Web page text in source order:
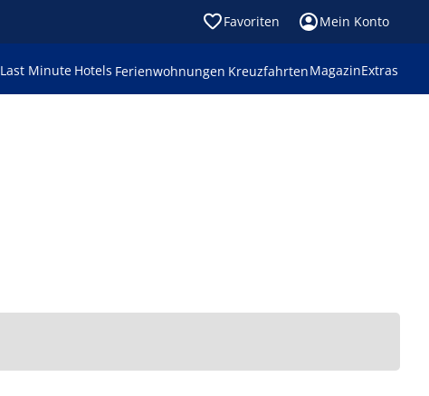
Favoriten Mein Konto
Last Minute Hotels Ferienwohnungen KreuzfahrtenMagazinExtras